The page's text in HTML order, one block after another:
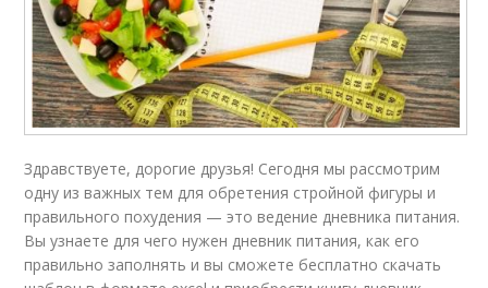
Здравствуете, дорогие друзья! Сегодня мы рассмотрим
одну из важных тем для обретения стройной фигуры и
правильного похудения — это ведение дневника питания.
Вы узнаете для чего нужен дневник питания, как его
правильно заполнять и вы сможете бесплатно скачать